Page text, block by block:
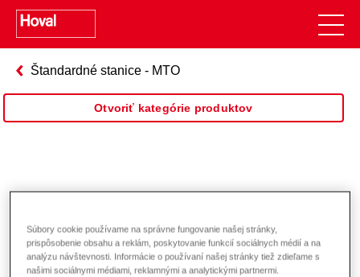
Štandardné stanice - MTO
Otvoriť kategórie produktov
Súbory cookie používame na správne fungovanie našej stránky,
prispôsobenie obsahu a reklám, poskytovanie funkcií sociálnych médií a na
analýzu návštevnosti. Informácie o používaní našej stránky tiež zdieľame s
našimi sociálnymi médiami, reklamnými a analytickými partnermi.